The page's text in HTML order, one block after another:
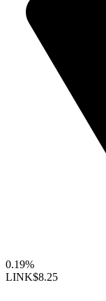
0.19%
LINK$8.25